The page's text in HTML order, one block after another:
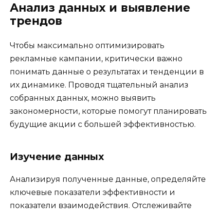
Анализ данных и выявление
трендов
Чтобы максимально оптимизировать
рекламные кампании, критически важно
понимать данные о результатах и тенденции в
их динамике. Проводя тщательный анализ
собранных данных, можно выявить
закономерности, которые помогут планировать
будущие акции с большей эффективностью.
Изучение данных
Анализируя полученные данные, определяйте
ключевые показатели эффективности и
показатели взаимодействия. Отслеживайте